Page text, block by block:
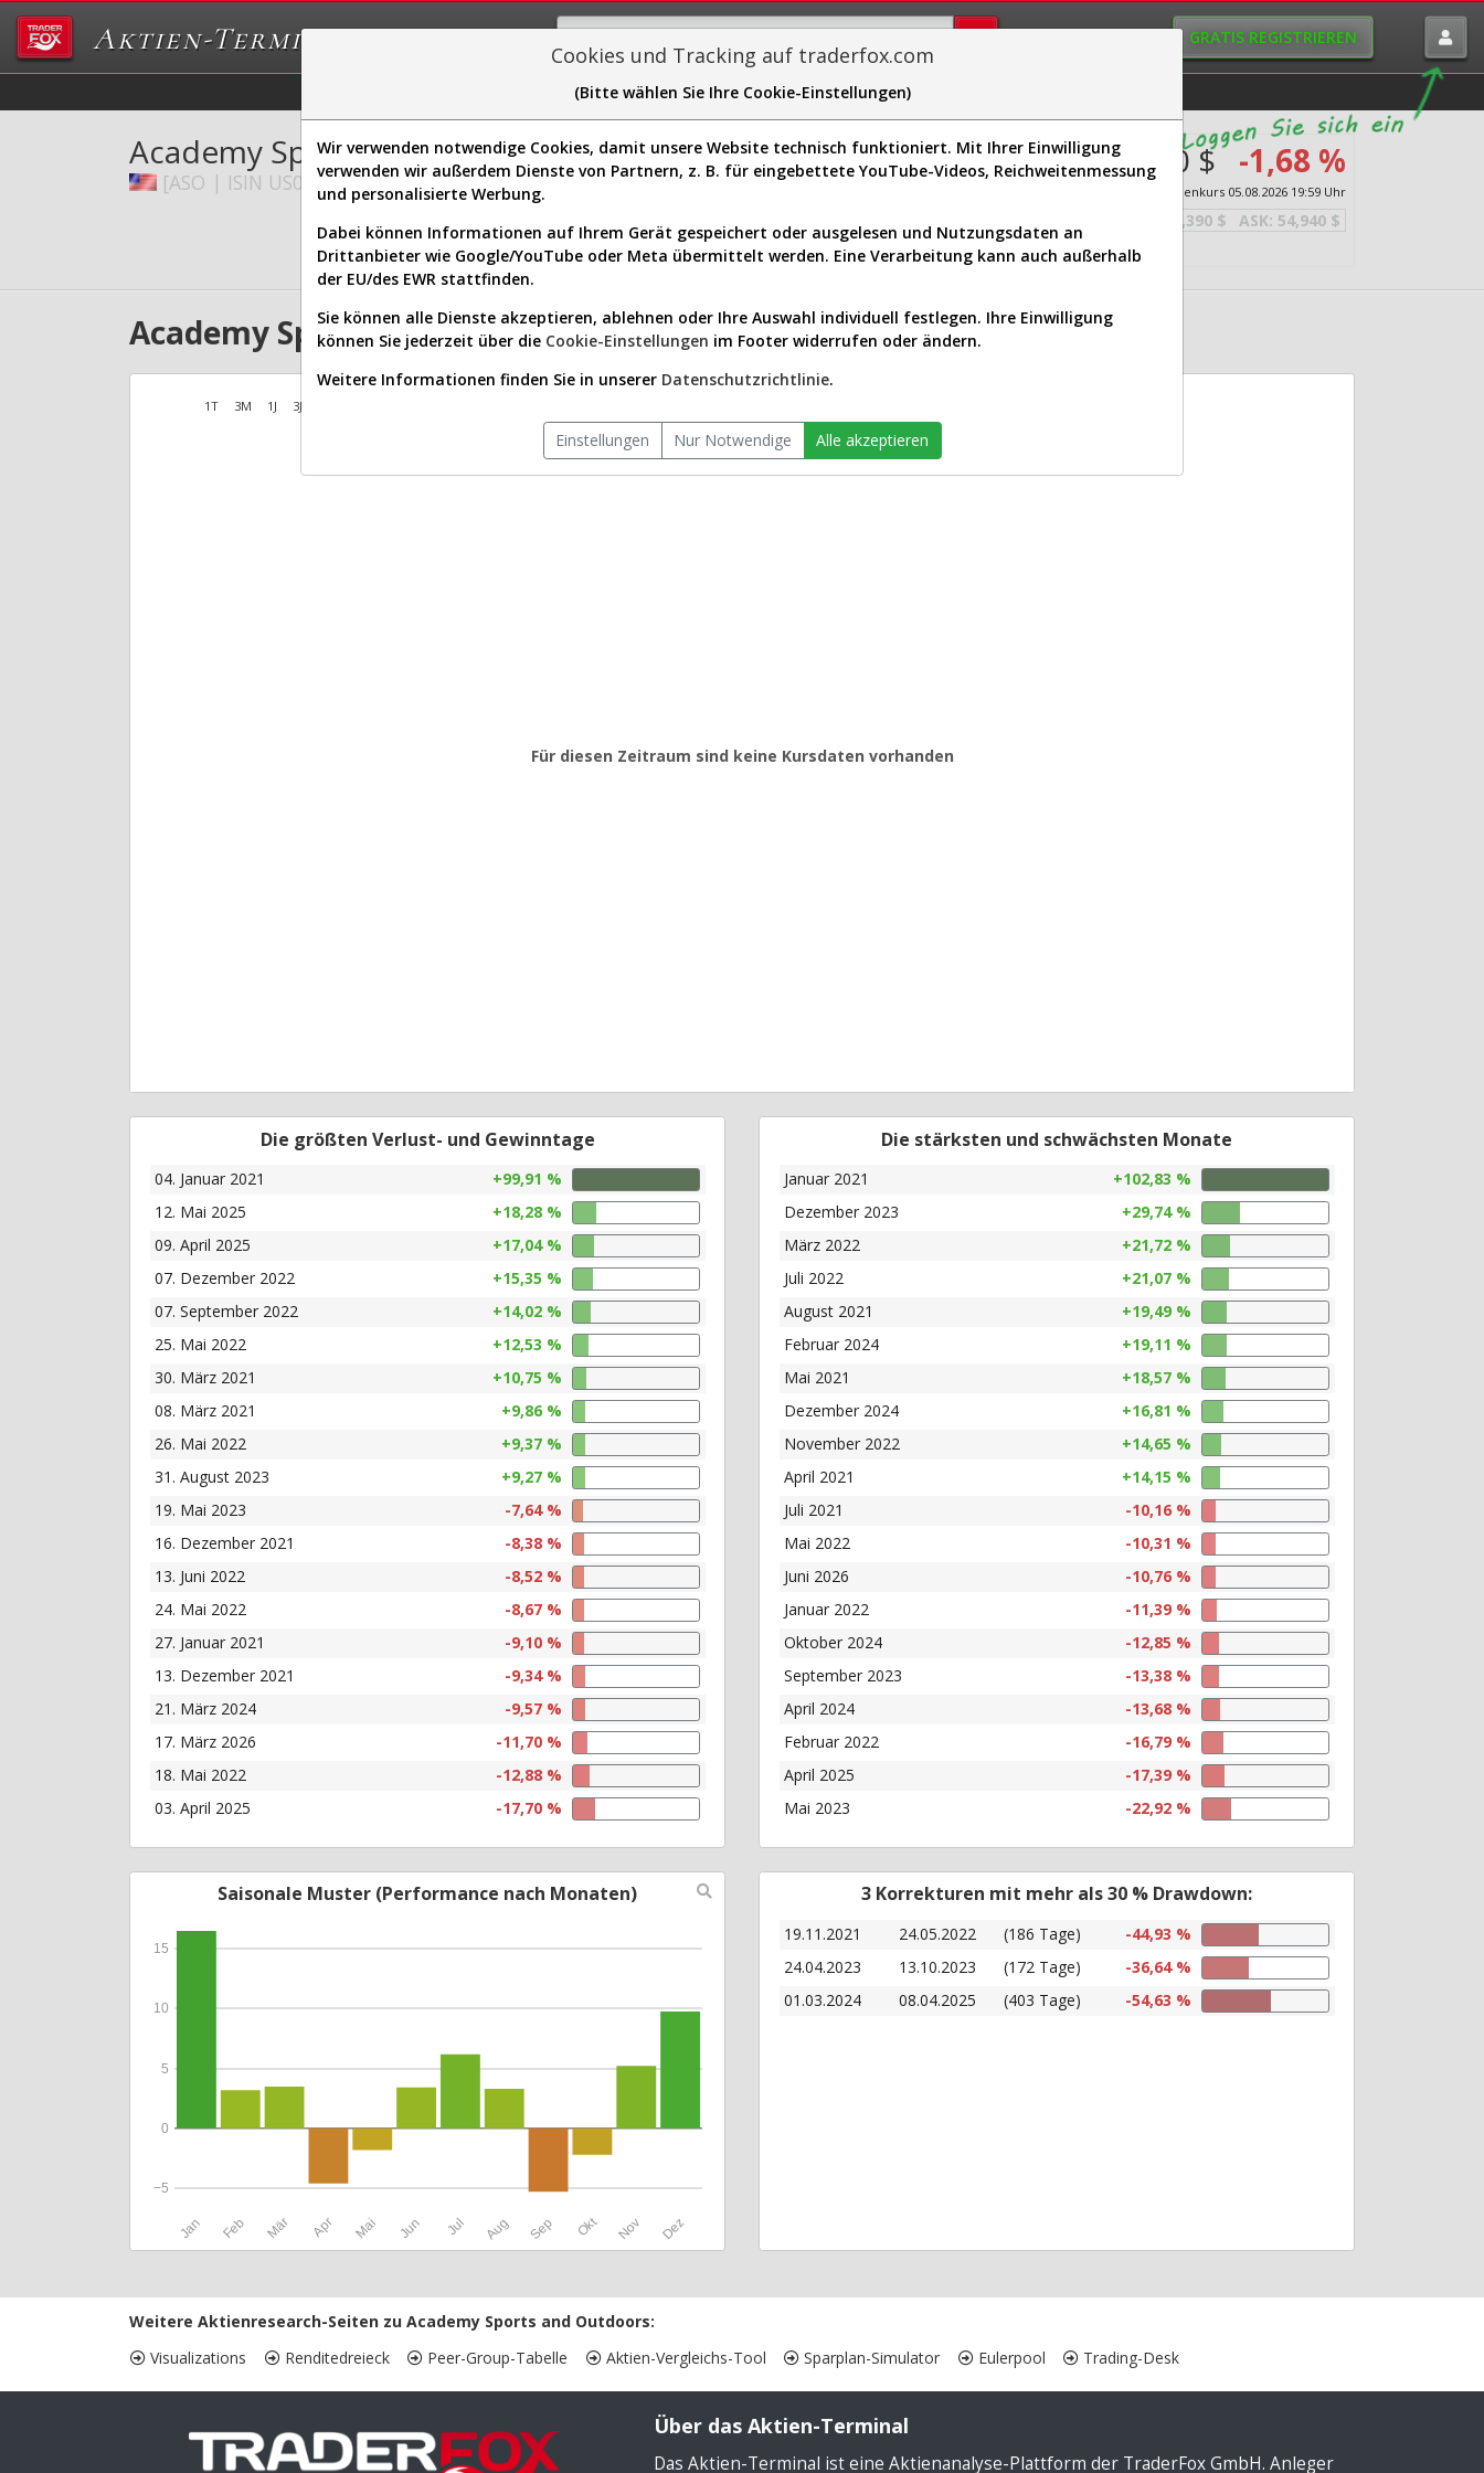
Aktien-Terminal GRATIS REGISTRIEREN
Sector-Spider Easy-Scan Visualizations
Academy Sports and Outdoors
[ASO | ISIN US00402L1070]
47,890 $ -1,68 %
Echtzeit-Aktienkurs 05.08.2026 19:59 Uhr
41,390 $ ASK: 54,940 $
Website:
Sektor:
Consumer Cyclical / Specialty Retail
Anzahl
Aktien:
62,018,372
Academy Sports and Outdoors Aktien Verlauf seit Beginn (ASO)
1T 3M 1J 3J
Für diesen Zeitraum sind keine Kursdaten vorhanden
Die größten Verlust- und Gewinntage
04. Januar 2021
+99,91 %
12. Mai 2025
+18,28 %
09. April 2025
+17,04 %
07. Dezember 2022
+15,35 %
07. September 2022
+14,02 %
25. Mai 2022
+12,53 %
30. März 2021
+10,75 %
08. März 2021
+9,86 %
26. Mai 2022
+9,37 %
31. August 2023
+9,27 %
19. Mai 2023
-7,64 %
16. Dezember 2021
-8,38 %
13. Juni 2022
-8,52 %
24. Mai 2022
-8,67 %
27. Januar 2021
-9,10 %
13. Dezember 2021
-9,34 %
21. März 2024
-9,57 %
17. März 2026
-11,70 %
18. Mai 2022
-12,88 %
03. April 2025
-17,70 %
Die stärksten und schwächsten Monate
Januar 2021
+102,83 %
Dezember 2023
+29,74 %
März 2022
+21,72 %
Juli 2022
+21,07 %
August 2021
+19,49 %
Februar 2024
+19,11 %
Mai 2021
+18,57 %
Dezember 2024
+16,81 %
November 2022
+14,65 %
April 2021
+14,15 %
Juli 2021
-10,16 %
Mai 2022
-10,31 %
Juni 2026
-10,76 %
Januar 2022
-11,39 %
Oktober 2024
-12,85 %
September 2023
-13,38 %
April 2024
-13,68 %
Februar 2022
-16,79 %
April 2025
-17,39 %
Mai 2023
-22,92 %
Saisonale Muster (Performance nach Monaten)
Jan Feb Mär Apr Mai Jun Jul Aug Sep Okt Nov Dez
−5
0
5
10
15
3 Korrekturen mit mehr als 30 % Drawdown:
19.11.2021 24.05.2022 (186 Tage)
-44,93 %
24.04.2023
13.10.2023 (172 Tage)
-36,64 %
01.03.2024
08.04.2025 (403 Tage) -54,63 %
Weitere Aktienresearch-Seiten zu Academy Sports and Outdoors:
Visualizations
Renditedreieck Peer-Group-Tabelle Aktien-Vergleichs-Tool Sparplan-Simulator Eulerpool Trading-Desk
Über das Aktien-Terminal
Das Aktien-Terminal ist eine Aktienanalyse-Plattform der TraderFox GmbH. Anleger
Cookies und Tracking auf traderfox.com
(Bitte wählen Sie Ihre Cookie-Einstellungen)
Wir verwenden notwendige Cookies, damit unsere Website technisch funktioniert. Mit Ihrer Einwilligung
verwenden wir außerdem Dienste von Partnern, z. B. für eingebettete YouTube-Videos, Reichweitenmessung
und personalisierte Werbung.
Dabei können Informationen auf Ihrem Gerät gespeichert oder ausgelesen und Nutzungsdaten an
Drittanbieter wie Google/YouTube oder Meta übermittelt werden. Eine Verarbeitung kann auch außerhalb
der EU/des EWR stattfinden.
Sie können alle Dienste akzeptieren, ablehnen oder Ihre Auswahl individuell festlegen. Ihre Einwilligung
können Sie jederzeit über die Cookie-Einstellungen im Footer widerrufen oder ändern.
Weitere Informationen finden Sie in unserer Datenschutzrichtlinie.
Einstellungen Nur Notwendige Alle akzeptieren